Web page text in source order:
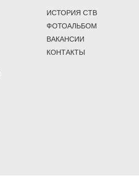
ИСТОРИЯ СТВ
ФОТОАЛЬБОМ
ВАКАНСИИ
КОНТАКТЫ